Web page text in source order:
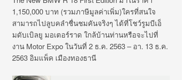
1,150,000 บาท (รวมภาษีมูลค่าเพิ่ม)ใครที่สนใจ
สามารถไปลูบคลำชื่นชมคันจริงๆ ได้ที่โชว์รูมบีเอ็
มดับเบิลยู มอเตอร์ราด ใกล้บ้านท่านหรือจะไปที่
งาน Motor Expo ในวันที่ 2 ธ.ค. 2563 – อา. 13 ธ.ค.
2563 อิมแพ็ค เมืองทองธานี